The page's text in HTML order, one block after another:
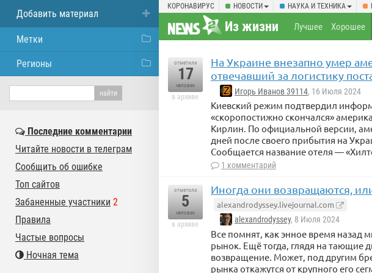
КОРОНАВИРУС НОВОСТИ НАУКА И ТЕХНИКА
Из жизни Лучшее Хорошее
отметили
17
человек
в архиве
На Украине внезапно умер
отвечавший за логистику
Игорь Иванов 39114, 16 Июля 2024
Киевский режим подтвердил
«скоропостижно скончался»
Кирлин. По официальной версии,
дней после своего прибытия на
Сообщается название отеля —
1 комментарий
отметили
5
человек
в архиве
Иногда они возвращаются,
alexandrodyssey.livejournal.com
alexandrodyssey, 8 Июля 2024
Все помнят, как энное время назад
рынок. Ещё тогда, глядя на тающие
возвращение. Может, под другим
рынка откажутся от крупного его
Добавить материал
Метки
Регионы
Последние комментарии
Читайте новости в телеграм
Сообщить об ошибке
Топ сайтов
Забаненные участники 2
Правила
Частые вопросы
Ночная тема